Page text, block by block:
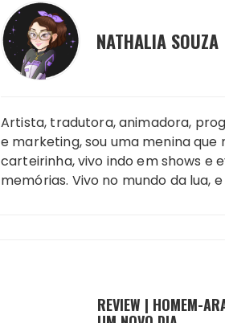
NATHALIA SOUZA
Artista, tradutora, animadora,
e marketing, sou uma menina que
carteirinha, vivo indo em shows e
memórias. Vivo no mundo da lua,
REVIEW | HOMEM-